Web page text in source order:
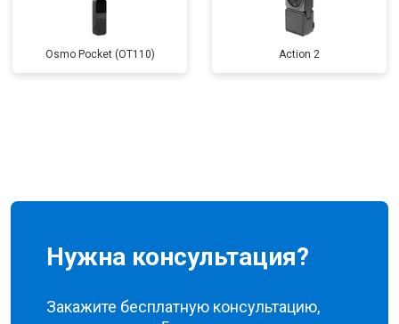
Osmo Pocket (OT110) Action 2
Нужна консультация?
Закажите бесплатную консультацию,